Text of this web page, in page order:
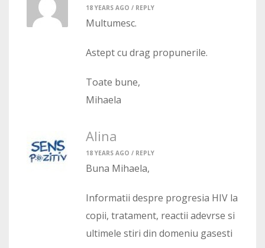
18 YEARS AGO / REPLY
Multumesc.
Astept cu drag propunerile.
Toate bune,
Mihaela
Alina
18 YEARS AGO / REPLY
Buna Mihaela,
Informatii despre progresia HIV la
copii, tratament, reactii adevrse si
ultimele stiri din domeniu gasesti